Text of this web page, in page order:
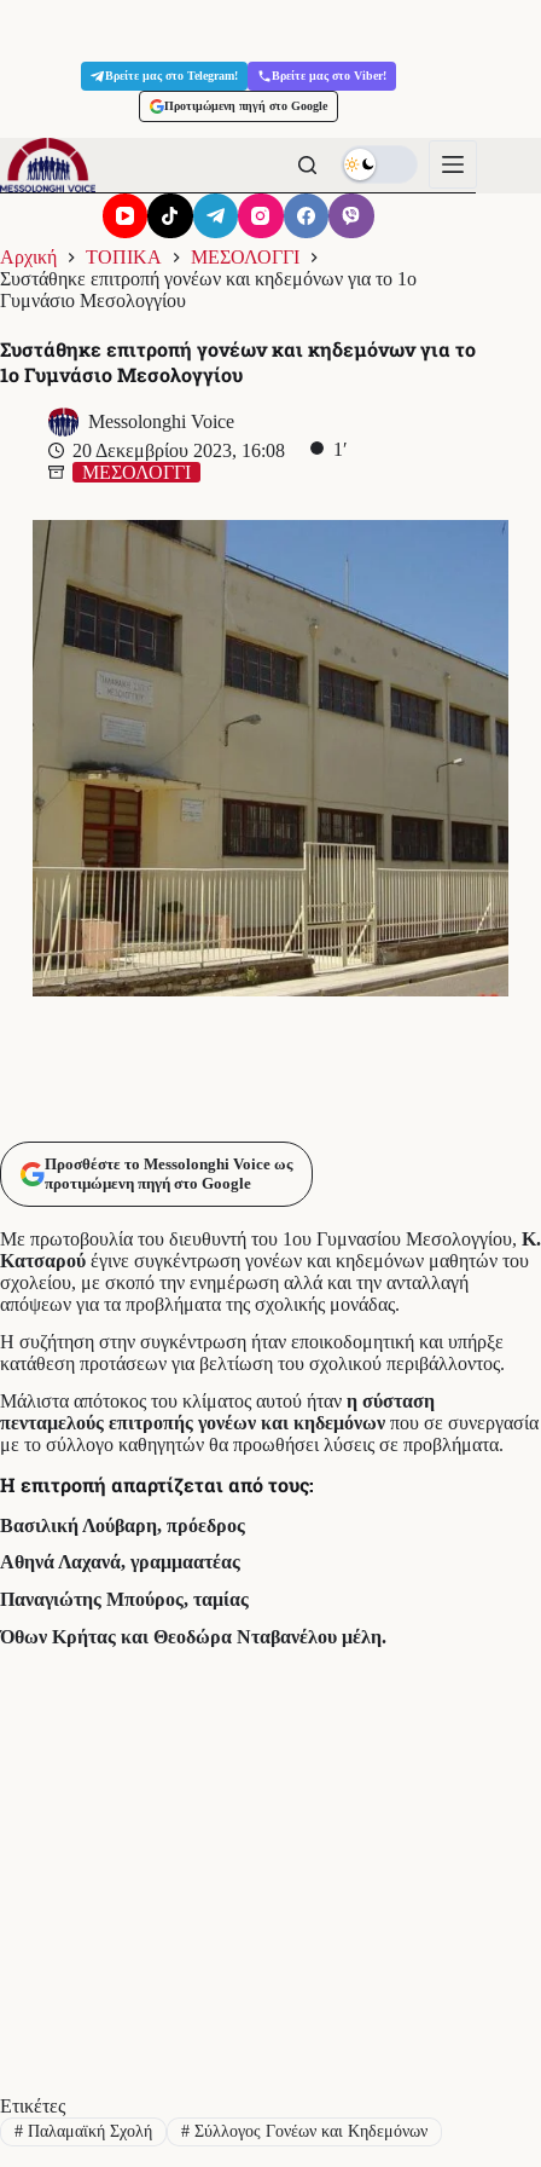
Βρείτε μας στο Telegram! Βρείτε μας στο Viber!
Προτιμώμενη πηγή στο Google
Αρχική ΤΟΠΙΚΑ
ΜΕΣΟΛΟΓΓΙ
Συστάθηκε επιτροπή γονέων και κηδεμόνων για το 1ο
Γυμνάσιο Μεσολογγίου
Συστάθηκε επιτροπή γονέων και κηδεμόνων για το
1ο Γυμνάσιο Μεσολογγίου
Messolonghi Voice
20 Δεκεμβρίου 2023, 16:08
1′
ΜΕΣΟΛΟΓΓΙ
Προσθέστε το Messolonghi Voice ως
προτιμώμενη πηγή στο Google
Με πρωτοβουλία του διευθυντή του 1ου Γυμνασίου Μεσολογγίου, Κ.
Κατσαρού έγινε συγκέντρωση γονέων και κηδεμόνων μαθητών του
σχολείου, με σκοπό την ενημέρωση αλλά και την ανταλλαγή
απόψεων για τα προβλήματα της σχολικής μονάδας.
Η συζήτηση στην συγκέντρωση ήταν εποικοδομητική και υπήρξε
κατάθεση προτάσεων για βελτίωση του σχολικού περιβάλλοντος.
Μάλιστα απότοκος του κλίματος αυτού ήταν η σύσταση
πενταμελούς επιτροπής γονέων και κηδεμόνων που σε συνεργασία
με το σύλλογο καθηγητών θα προωθήσει λύσεις σε προβλήματα.
Η επιτροπή απαρτίζεται από τους:
Βασιλική Λούβαρη, πρόεδρος
Αθηνά Λαχανά, γραμμαατέας
Παναγιώτης Μπούρος, ταμίας
Όθων Κρήτας και Θεοδώρα Νταβανέλου μέλη.
Ετικέτες
#Παλαμαϊκή Σχολή #Σύλλογος Γονέων και Κηδεμόνων